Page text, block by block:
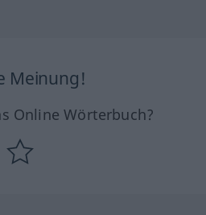
Meinung!
Online Wörterbuch?